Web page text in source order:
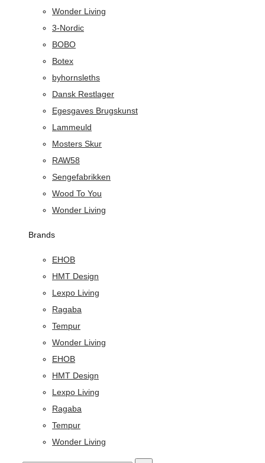
Wonder Living
3-Nordic
BOBO
Botex
byhornsleths
Dansk Restlager
Egesgaves Brugskunst
Lammeuld
Mosters Skur
RAW58
Sengefabrikken
Wood To You
Wonder Living
Brands
EHOB
HMT Design
Lexpo Living
Ragaba
Tempur
Wonder Living
EHOB
HMT Design
Lexpo Living
Ragaba
Tempur
Wonder Living